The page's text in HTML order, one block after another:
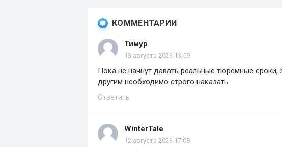
КОММЕНТАРИИ
Тимур
13 августа 2023 13:59
Пока не начнут давать реальные тюремные сроки,
другим необходимо строго наказать
Ответить
WinterTale
12 августа 2023 17:08